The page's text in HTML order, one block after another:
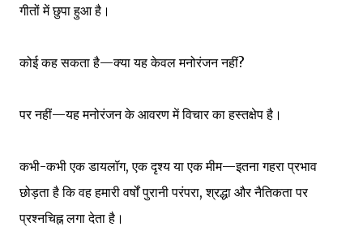
गीतों में छुपा हुआ है।
कोई कह सकता है—क्या यह केवल मनोरंजन नहीं?
पर नहीं—यह मनोरंजन के आवरण में विचार का हस्तक्षेप है।
कभी-कभी एक डायलॉग, एक दृश्य या एक मीम—इतना गहरा प्रभाव
छोड़ता है कि वह हमारी वर्षों पुरानी परंपरा, श्रद्धा और नैतिकता पर
प्रश्नचिह्न लगा देता है।